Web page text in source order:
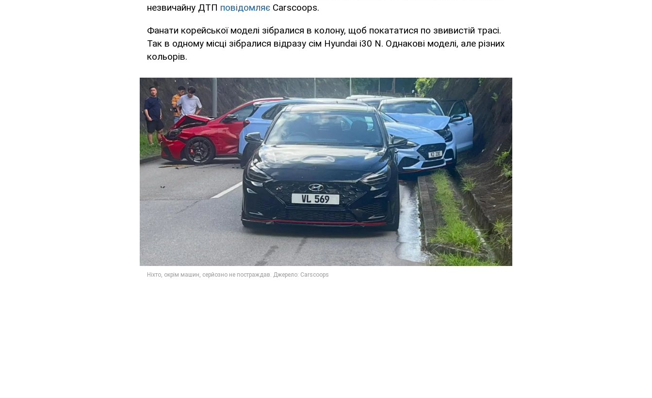
незвичайну ДТП повідомляє Carscoops.
Фанати корейської моделі зібралися в колону, щоб покататися по звивистій трасі.
Так в одному місці зібралися відразу сім Hyundai i30 N. Однакові моделі, але різних
кольорів.